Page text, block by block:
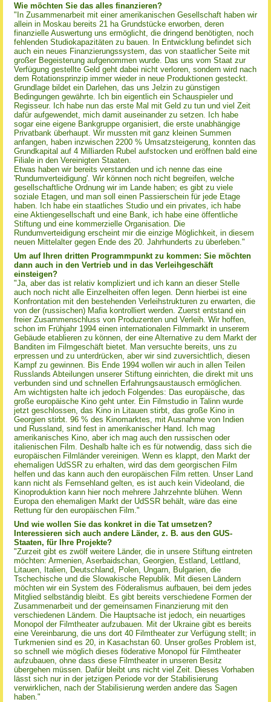
Wie möchten Sie das alles finanzieren?
"In Zusammenarbeit mit einer amerikanischen Gesellschaft haben wir
allein in Moskau bereits 21 ha Grundstücke erworben, deren
finanzielle Auswertung uns ermöglicht, die dringend benötigten, noch
fehlenden Studiokapazitäten zu bauen. In Entwicklung befindet sich
auch ein neues Finanzierungssystem, das von staatlicher Seite mit
großer Begeisterung aufgenommen wurde. Das uns vom Staat zur
Verfügung gestellte Geld geht dabei nicht verloren, sondern wird nach
dem Rotationsprinzip immer wieder in neue Produktionen gesteckt.
Grundlage bildet ein Darlehen, das uns Jelzin zu günstigen
Bedingungen gewährte. Ich bin eigentlich ein Schauspieler und
Regisseur. Ich habe nun das erste Mal mit Geld zu tun und viel Zeit
dafür aufgewendet, mich damit auseinander zu setzen. Ich habe
sogar eine eigene Bankgruppe organisiert, die erste unabhängige
Privatbank überhaupt. Wir mussten mit ganz kleinen Summen
anfangen, haben inzwischen 2200 % Umsatzsteigerung, konnten das
Grundkapital auf 4 Milliarden Rubel aufstocken und eröffnen bald eine
Filiale in den Vereinigten Staaten.
Etwas haben wir bereits verstanden und ich nenne das eine
'Rundumverteidigung'. Wir können noch nicht begreifen, welche
gesellschaftliche Ordnung wir im Lande haben; es gibt zu viele
soziale Etagen, und man soll einen Passierschein für jede Etage
haben. Ich habe ein staatliches Studio und ein privates, ich habe
eine Aktiengesellschaft und eine Bank, ich habe eine öffentliche
Stiftung und eine kommerzielle Organisation. Die
Rundumverteidigung erscheint mir die einzige Möglichkeit, in diesem
neuen Mittelalter gegen Ende des 20. Jahrhunderts zu überleben."
Um auf Ihren dritten Programmpunkt zu kommen: Sie möchten
dann auch in den Vertrieb und in das Verleihgeschäft
einsteigen?
"Ja, aber das ist relativ kompliziert und ich kann an dieser Stelle
auch noch nicht alle Einzelheiten offen legen. Denn hierbei ist eine
Konfrontation mit den bestehenden Verleihstrukturen zu erwarten, die
von der (russischen) Mafia kontrolliert werden. Zuerst entstand ein
freier Zusammenschluss von Produzenten und Verleih. Wir hoffen,
schon im Frühjahr 1994 einen internationalen Filmmarkt in unserem
Gebäude etablieren zu können, der eine Alternative zu dem Markt der
Banditen im Filmgeschäft bietet. Man versuchte bereits, uns zu
erpressen und zu unterdrücken, aber wir sind zuversichtlich, diesen
Kampf zu gewinnen. Bis Ende 1994 wollen wir auch in allen Teilen
Russlands Abteilungen unserer Stiftung einrichten, die direkt mit uns
verbunden sind und schnellen Erfahrungsaustausch ermöglichen.
Am wichtigsten halte ich jedoch Folgendes: Das europäische, das
große europäische Kino geht unter. Ein Filmstudio in Talinn wurde
jetzt geschlossen, das Kino in Litauen stirbt, das große Kino in
Georgien stirbt. 96 % des Kinomarktes, mit Ausnahme von Indien
und Russland, sind fest in amerikanischer Hand. Ich mag
amerikanisches Kino, aber ich mag auch den russischen oder
italienischen Film. Deshalb halte ich es für notwendig, dass sich die
europäischen Filmländer vereinigen. Wenn es klappt, den Markt der
ehemaligen UdSSR zu erhalten, wird das dem georgischen Film
helfen und das kann auch den europäischen Film retten. Unser Land
kann nicht als Fernsehland gelten, es ist auch kein Videoland, die
Kinoproduktion kann hier noch mehrere Jahrzehnte blühen. Wenn
Europa den ehemaligen Markt der UdSSR behält, wäre das eine
Rettung für den europäischen Film."
Und wie wollen Sie das konkret in die Tat umsetzen?
Interessieren sich auch andere Länder, z. B. aus den GUS-
Staaten, für Ihre Projekte?
"Zurzeit gibt es zwölf weitere Länder, die in unsere Stiftung eintreten
möchten: Armenien, Aserbaidschan, Georgien, Estland, Lettland,
Litauen, Italien, Deutschland, Polen, Ungarn, Bulgarien, die
Tschechische und die Slowakische Republik. Mit diesen Ländern
möchten wir ein System des Föderalismus aufbauen, bei dem jedes
Mitglied selbständig bleibt. Es gibt bereits verschiedene Formen der
Zusammenarbeit und der gemeinsamen Finanzierung mit den
verschiedenen Ländern. Die Hauptsache ist jedoch, ein neuartiges
Monopol der Filmtheater aufzubauen. Mit der Ukraine gibt es bereits
eine Vereinbarung, die uns dort 40 Filmtheater zur Verfügung stellt; in
Turkmenien sind es 20, in Kasachstan 60. Unser großes Problem ist,
so schnell wie möglich dieses föderative Monopol für Filmtheater
aufzubauen, ohne dass diese Filmtheater in unseren Besitz
übergehen müssen. Dafür bleibt uns nicht viel Zeit. Dieses Vorhaben
lässt sich nur in der jetzigen Periode vor der Stabilisierung
verwirklichen, nach der Stabilisierung werden andere das Sagen
haben."